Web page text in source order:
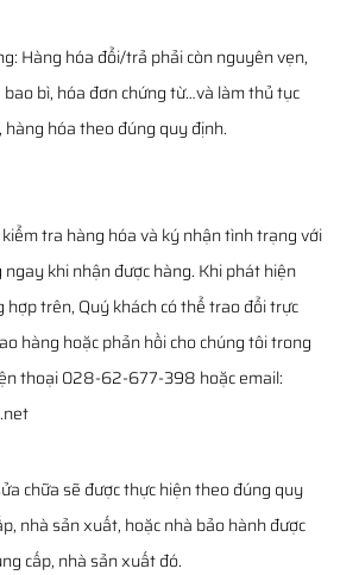
Hàng hóa đổi/trả phải còn nguyên vẹn,
bì, hóa đơn chứng từ…và làm thủ tục
hàng hóa theo đúng quy định.
tra hàng hóa và ký nhận tình trạng với
khi nhận được hàng. Khi phát hiện
trên, Quý khách có thể trao đổi trực
hàng hoặc phản hồi cho chúng tôi trong
thoại 028-62-677-398 hoặc email:
chữa sẽ được thực hiện theo đúng quy
nhà sản xuất, hoặc nhà bảo hành được
cấp, nhà sản xuất đó.